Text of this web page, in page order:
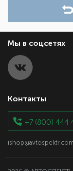
Мы в соцсетях
Контакты
+7 (800) 444
ishop@avtospektr.com